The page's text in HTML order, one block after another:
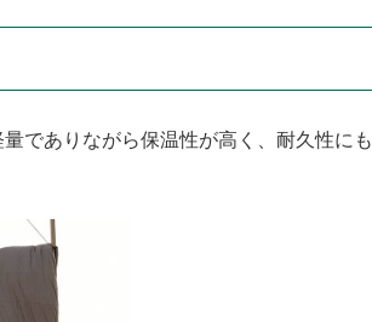
でありながら保温性が高く、耐久性にも